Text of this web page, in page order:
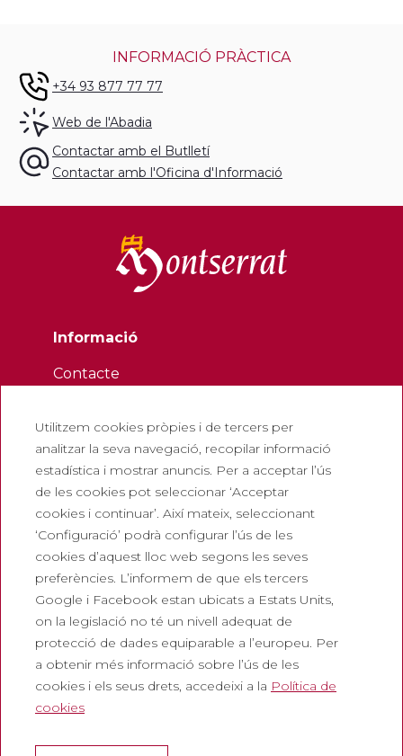
INFORMACIÓ PRÀCTICA
+34 93 877 77 77
Web de l'Abadia
Contactar amb el Butlletí
Contactar amb l'Oficina d'Informació
Informació
Contacte
Treballa amb nosaltres
Preguntes freqüents
Entrada turística
Política de privadesa
Política de Xarxes Socials
Canal de denúncies
Corporatiu
Abadia de Montserrat
Utilitzem cookies pròpies i de tercers per
analitzar la seva navegació, recopilar informació
estadística i mostrar anuncis. Per a acceptar l’ús
de les cookies pot seleccionar ‘Acceptar
cookies i continuar’. Així mateix, seleccionant
‘Configuració’ podrà configurar l’ús de les
cookies d’aquest lloc web segons les seves
preferències. L’informem de que els tercers
Google i Facebook estan ubicats a Estats Units,
on la legislació no té un nivell adequat de
protecció de dades equiparable a l’europeu. Per
a obtenir més informació sobre l’ús de les
cookies i els seus drets, accedeixi a la Política de
cookies